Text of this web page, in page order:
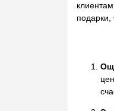
подарки,